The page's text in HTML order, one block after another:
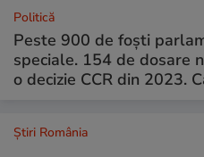
Politică
Peste 900 de foști
speciale. 154 de dosare
o decizie CCR din 2023.
Știri România